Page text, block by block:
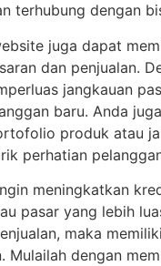
terhubung dengan
juga dapat
dan penjualan.
jangkauan
baru. Anda
produk atau
perhatian
meningkatkan
pasar yang lebih
maka
Mulailah dengan